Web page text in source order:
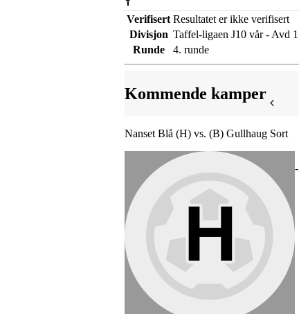
Verifisert Resultatet er ikke verifisert
Divisjon Taffel-ligaen J10 vår - Avd 1
Runde
4. runde
Kommende kamper
Nanset Blå (H) vs. (B) Gullhaug Sort
-